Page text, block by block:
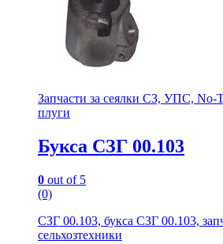
Запчасти за сеялки СЗ, УПС, No-
плуги
Букса СЗГ 00.103
0 out of 5
(0)
СЗГ 00.103, букса СЗГ 00.103,
сельхозтехники